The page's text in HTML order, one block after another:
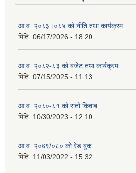
आ.व. २०८३।०८४ को नीति तथा कार्यक्रम
मिति: 06/17/2026 - 18:20
आ.व. २०८२-८३ को बजेट तथा कार्यक्रम
मिति: 07/15/2025 - 11:13
आ.व. २०८०-८१ को रातो किताब
मिति: 10/30/2023 - 12:10
आ.व. २०७९/०८० को रेड बुक
मिति: 11/03/2022 - 15:32